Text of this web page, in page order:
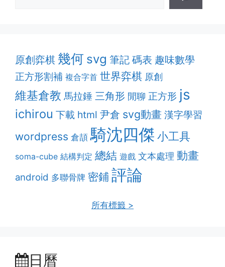
原創弈棋 幾何 svg 筆記 碼表 趣味數學
正方形割補 複合字首 世界弈棋 原創
維基倉教 馬拉錘 三角形 閒聊 正方形 js
ichirou 下載 html 尹倉 svg動畫 漢字學習
wordpress 倉頡 騎沈四傑 小工具
soma-cube 結構判定 總結 遊戲 文本處理 動畫
android 多聯骨牌 密鋪評論
所有標籤 >
日曆